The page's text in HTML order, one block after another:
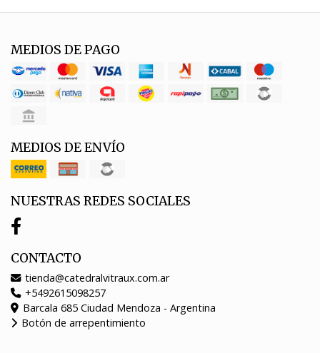
MEDIOS DE PAGO
MEDIOS DE ENVÍO
NUESTRAS REDES SOCIALES
CONTACTO
tienda@catedralvitraux.com.ar
+5492615098257
Barcala 685 Ciudad Mendoza - Argentina
Botón de arrepentimiento